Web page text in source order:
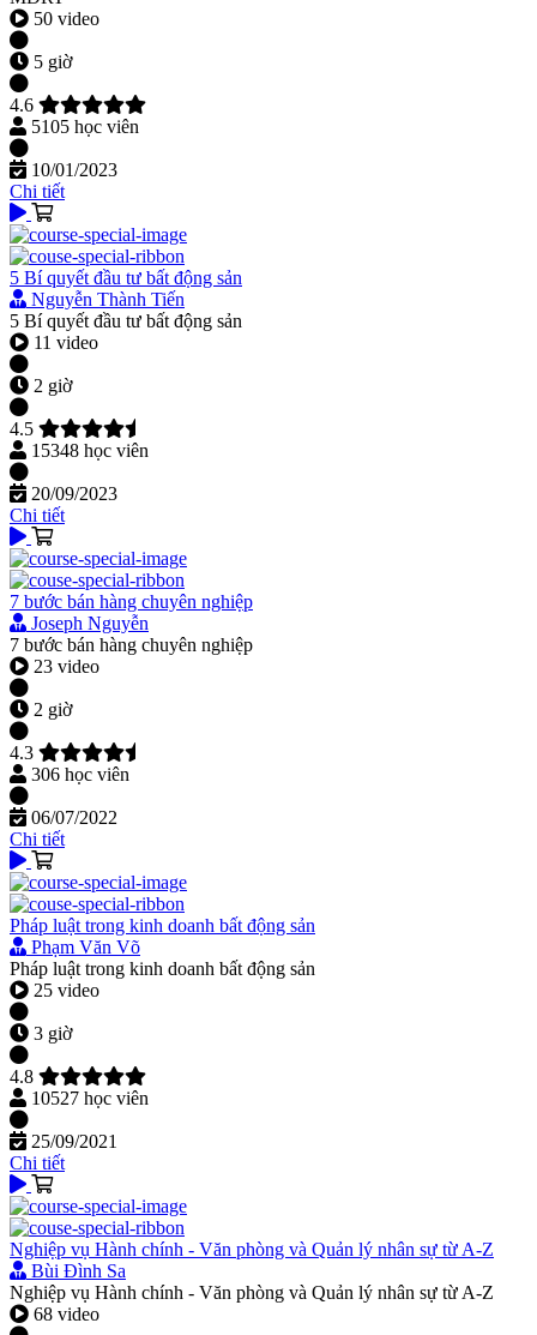
50 video
5 giờ
4.6
5105 học viên
10/01/2023
Chi tiết
5 Bí quyết đầu tư bất động sản
Nguyễn Thành Tiến
5 Bí quyết đầu tư bất động sản
11 video
2 giờ
4.5
15348 học viên
20/09/2023
Chi tiết
7 bước bán hàng chuyên nghiệp
Joseph Nguyễn
7 bước bán hàng chuyên nghiệp
23 video
2 giờ
4.3
306 học viên
06/07/2022
Chi tiết
Pháp luật trong kinh doanh bất động sản
Phạm Văn Võ
Pháp luật trong kinh doanh bất động sản
25 video
3 giờ
4.8
10527 học viên
25/09/2021
Chi tiết
Nghiệp vụ Hành chính - Văn phòng và Quản lý nhân sự từ A-Z
Bùi Đình Sa
Nghiệp vụ Hành chính - Văn phòng và Quản lý nhân sự từ A-Z
68 video